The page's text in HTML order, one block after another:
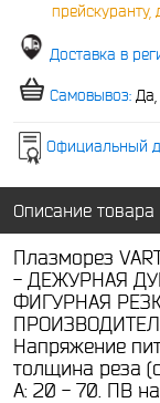
Доставка в
Самовывоз:
Официальный
Описание товара
Плазморез
- ДЕЖУРНАЯ
ФИГУРНАЯ
Напряжение
толщина реза
А: 20 - 70. ПВ